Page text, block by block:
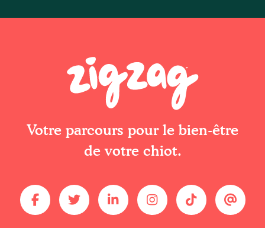
Votre parcours pour le bien-être
de votre chiot.